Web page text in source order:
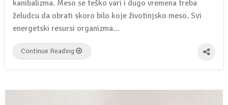
kanibalizma. Meso se teško vari i dugo vremena treba
želudcu da obrati skoro bilo koje životinjsko meso. Svi
energetski resursi organizma…
Continue Reading